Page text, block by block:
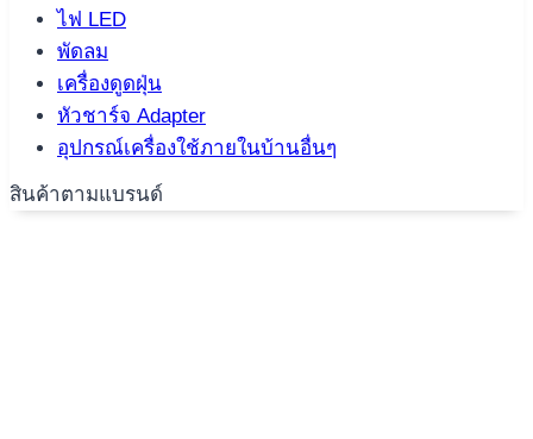
ไฟ LED
พัดลม
เครื่องดูดฝุ่น
หัวชาร์จ Adapter
อุปกรณ์เครื่องใช้ภายในบ้านอื่นๆ
สินค้าตามแบรนด์